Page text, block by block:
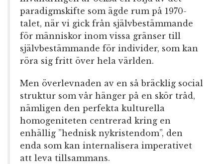
paradigmskifte som ägde rum på 1970-
talet, när vi gick från självbestämmande
för människor inom vissa gränser till
självbestämmande för individer, som kan
röra sig fritt över hela världen.
Men överlevnaden av en så bräcklig social
struktur som vår hänger på en skör tråd,
nämligen den perfekta kulturella
homogeniteten centrerad kring en
enhällig ”hednisk nykristendom”, den
enda som kan internalisera imperativet
att leva tillsammans.